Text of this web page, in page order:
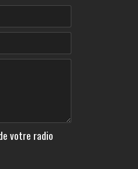
votre radio